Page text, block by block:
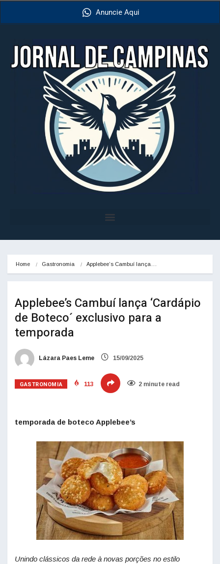
Anuncie Aqui
Home Gastronomia Applebee’s Cambuí lança…
Applebee’s Cambuí lança ‘Cardápio
de Boteco´ exclusivo para a
temporada
Lázara Paes Leme 15/09/2025
GASTRONOMIA 113 2 minute read
temporada de boteco Applebee’s
Unindo clássicos da rede à novas porções no estilo